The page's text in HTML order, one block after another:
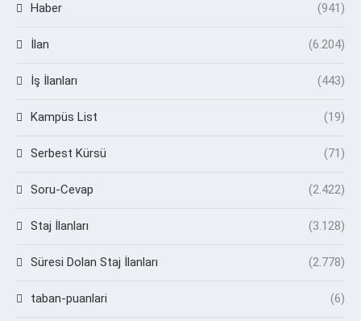
Haber (941)
İlan (6.204)
İş İlanları (443)
Kampüs List (19)
Serbest Kürsü (71)
Soru-Cevap (2.422)
Staj İlanları (3.128)
Süresi Dolan Staj İlanları (2.778)
taban-puanlari (6)